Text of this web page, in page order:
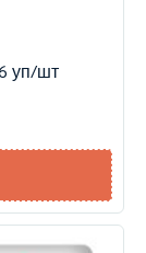
уп/шт